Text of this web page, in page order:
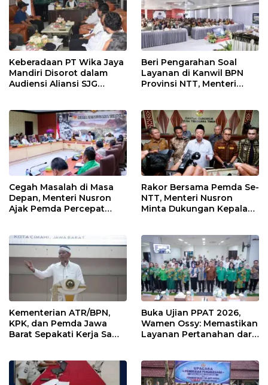
Keberadaan PT Wika Jaya
Mandiri Disorot dalam
Audiensi Aliansi SJG
Beri Pengarahan Soal
Layanan di Kanwil BPN
Provinsi NTT, Menteri
Cegah Masalah di Masa
Depan, Menteri Nusron
Ajak Pemda Percepat
Rakor Bersama Pemda Se-
NTT, Menteri Nusron
Minta Dukungan Kepala
Pertanahan
Kementerian ATR/BPN,
KPK, dan Pemda Jawa
Barat Sepakati Kerja Sama
Ekonomi Daerah
Buka Ujian PPAT 2026,
Wamen Ossy: Memastikan
Layanan Pertanahan dari
Berintegritas